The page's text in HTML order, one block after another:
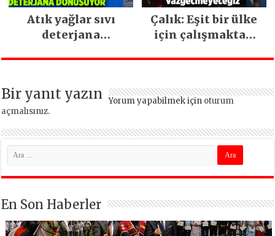
Atık yağlar sıvı
deterjana
Çalık: Eşit bir ülke
için çalışmaktan
Bir yanıt yazın Yorum yapabilmek için oturum
açmalısınız.
En Son Haberler